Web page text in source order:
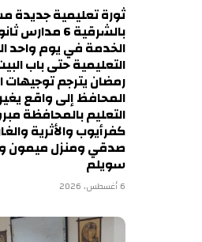
ثورة تعليمية جديدة
بالشرقية 6
الخدمة في يوم واحد
التعليمية حتى باب
رمضان يترجم توجيهات
المحافظ إلى واقع
التعليم بالمحافظة
كفرأيوب والأثرية
صدقي ومنزل ميمون
سويلم
6 أغسطس، 2026